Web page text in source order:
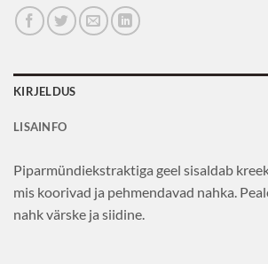
KIRJELDUS
LISAINFO
Piparmündiekstraktiga geel sisaldab
mis koorivad ja pehmendavad nahka.
nahk värske ja siidine.